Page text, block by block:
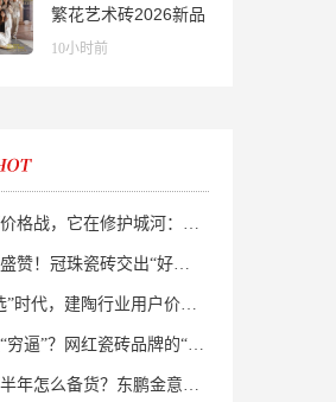
繁花艺术砖2026新品
发布媒体见面会圆满
10小时前
别人在打价格战，它在修护城河：新明珠岩板的逆势密码
迪丽热巴盛赞！冠珠瓷砖交出“好房子”的标准答卷
告别“盲选”时代，建陶行业用户价值正在被改写！
骂业主是“穷逼”？网红瓷砖品牌的“真实面目”被揭开了！
经销商下半年怎么备货？东鹏金意陶马可波罗等10大品牌集体亮剑